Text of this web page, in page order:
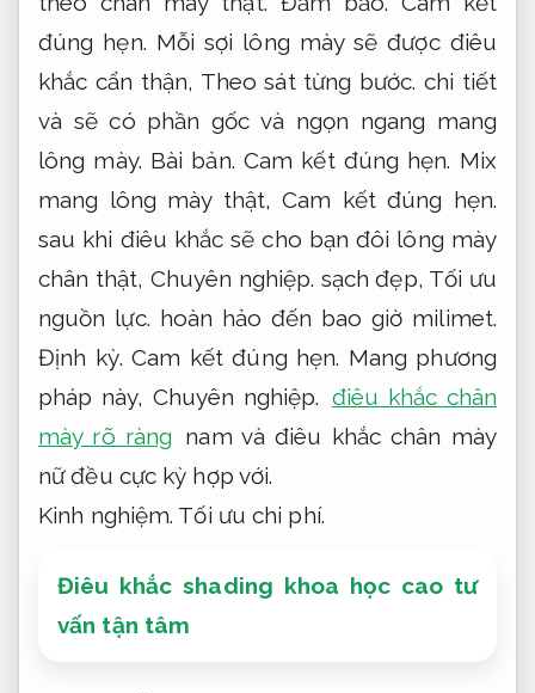
đúng hẹn. Mỗi sợi lông mày sẽ được điêu
khắc cẩn thận, Theo sát từng bước. chi tiết
và sẽ có phần gốc và ngọn ngang mang
lông mày. Bài bản. Cam kết đúng hẹn. Mix
mang lông mày thật,Cam kết đúng hẹn.
sau khi điêu khắc sẽ cho bạn đôi lông mày
chân thật, Chuyên nghiệp. sạch đẹp, Tối ưu
nguồn lực. hoàn hảo đến bao giờ milimet.
Định kỳ. Cam kết đúng hẹn. Mang phương
pháp này, Chuyên nghiệp. điêu khắc chân
mày rõ ràng nam và điêu khắc chân mày
nữ đều cực kỳ hợp với.
Kinh nghiệm. Tối ưu chi phí.
Điêu khắc shading khoa học cao tư
vấn tận tâm